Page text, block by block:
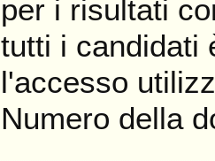
per i risultati
tutti i candidati
l'accesso
Numero della